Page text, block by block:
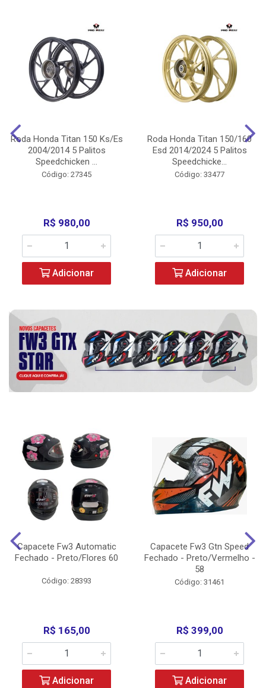
Roda Honda Titan 150 Ks/Es
2004/2014 5 Palitos
Speedchicken ...
Código: 27345
R$ 980,00
Adicionar
Roda Honda Titan 150/160
Esd 2014/2024 5 Palitos
Speedchicke...
Código: 33477
R$ 950,00
Adicionar
Capacete Fw3 Automatic
Fechado - Preto/Flores 60
Código: 28393
R$ 165,00
Adicionar
Capacete Fw3 Gtn Speed
Fechado - Preto/Vermelho -
58
Código: 31461
R$ 399,00
Adicionar